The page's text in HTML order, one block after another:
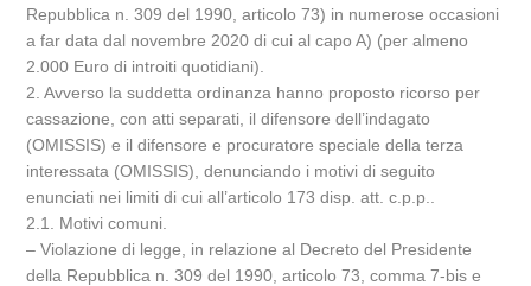
Repubblica n. 309 del 1990, articolo 73) in numerose occasioni
a far data dal novembre 2020 di cui al capo A) (per almeno
2.000 Euro di introiti quotidiani).
2. Avverso la suddetta ordinanza hanno proposto ricorso per
cassazione, con atti separati, il difensore dell’indagato
(OMISSIS) e il difensore e procuratore speciale della terza
interessata (OMISSIS), denunciando i motivi di seguito
enunciati nei limiti di cui all’articolo 173 disp. att. c.p.p..
2.1. Motivi comuni.
– Violazione di legge, in relazione al Decreto del Presidente
della Repubblica n. 309 del 1990, articolo 73, comma 7-bis e